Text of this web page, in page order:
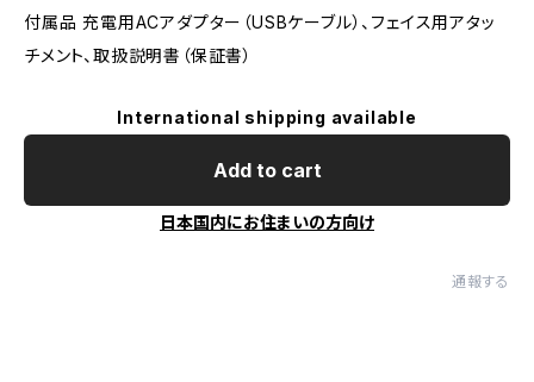
付属品 充電用ACアダプター（USBケーブル）、フェイス用アタッ
チメント、取扱説明書（保証書）
International shipping available
Add to cart
日本国内にお住まいの方向け
通報する